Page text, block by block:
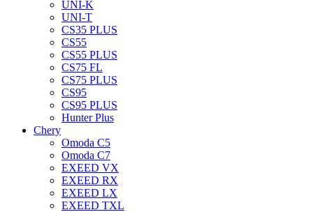
UNI-K
UNI-T
CS35 PLUS
CS55
CS55 PLUS
CS75 FL
CS75 PLUS
CS95
CS95 PLUS
Hunter Plus
Chery
Omoda C5
Omoda C7
EXEED VX
EXEED RX
EXEED LX
EXEED TXL